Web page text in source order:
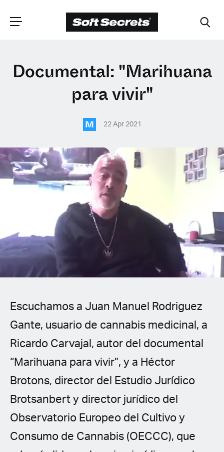
ELIGE TU
UBICACIÓN
English (United Kingdom)
English (United States)
Spanish (Spain)
Spanish (Latin America)
German
French
Italian
Czech
Polish
Documental: "Marihuana
para vivir"
M 22 Apr 2021
Escuchamos a Juan Manuel Rodriguez
Gante, usuario de cannabis medicinal, a
Ricardo Carvajal, autor del documental
“Marihuana para vivir”, y a Héctor
Brotons, director del Estudio Jurídico
Brotsanbert y director jurídico del
Observatorio Europeo del Cultivo y
Consumo de Cannabis (OECCC), que